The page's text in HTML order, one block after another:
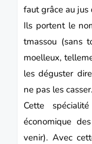
faut grâce au jus
Ils portent le
tmassou (sans
moelleux,
les déguster
ne pas les casser.
Cette
économique
venir). Avec